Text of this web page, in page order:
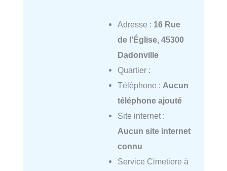
Adresse : 16 Rue
de l'Église, 45300
Dadonville
Quartier :
Téléphone : Aucun
téléphone ajouté
Site internet :
Aucun site internet
connu
Service Cimetiere à